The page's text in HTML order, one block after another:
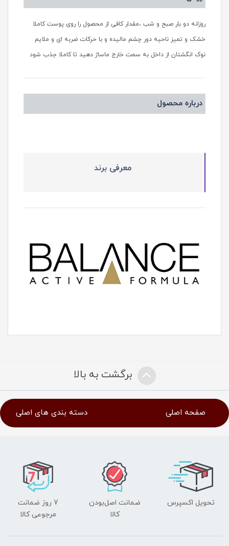
روزانه دو بار صبح و شب ،مقدار کافی از محصول را روی پوست کاملا
خشک و تمیز ناحیه دور چشم مالیده و با حرکات ضربه ای و ملایم
نوک انگشتان از داخل به سمت خارج ماساژ دهید تا کاملا جذب شود
درباره محصول
معرفی برند
برگشت به بالا
صفحه اصلی دسته بندی های اصلی
تحویل اکسپرس
ضمانت اصل‌بودن
کالا
7 روز ضمانت
مرجوعی کالا